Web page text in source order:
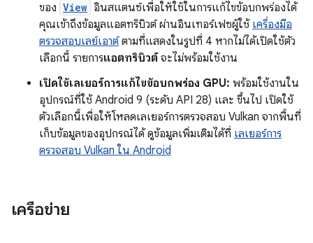
ของ View อินสแตนซ์เพื่อให้ใช้ในการแก้ไขข้อบกพร่องได้
คุณเข้าถึงข้อมูลแอตทริบิวต์ ผ่านอินเทอร์เฟซผู้ใช้ เครื่องมือ
ตรวจสอบเลย์เอาต์ตามที่แสดงในรูปที่ 4 หากไม่ได้เปิดใช้ตัว
เลือกนี้ รายการแอตทริบิวต์จะไม่พร้อมใช้งาน
เปิดใช้เลเยอร์การแก้ไขข้อบกพร่อง GPU: พร้อมใช้งานใน
อุปกรณ์ที่ใช้ Android 9 (ระดับ API 28) และ ขึ้นไป เปิดใช้
ตัวเลือกนี้เพื่อให้โหลดเลเยอร์การตรวจสอบ Vulkan จากพื้นที่
เก็บข้อมูลของอุปกรณ์ได้ ดูข้อมูลเพิ่มเติมได้ที่ เลเยอร์การ
ตรวจสอบ Vulkan ใน Android
เครือข่าย